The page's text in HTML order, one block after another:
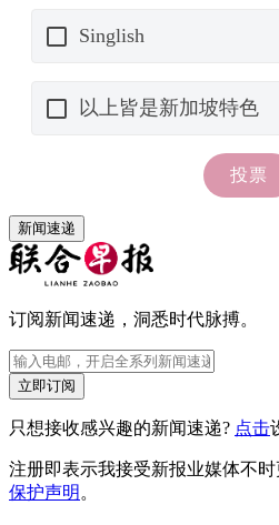
新闻速递
订阅新闻速递，洞悉时代脉搏。
立即订阅
只想接收感兴趣的新闻速递? 点击
注册即表示我接受新报业媒体不时
保护声明 。